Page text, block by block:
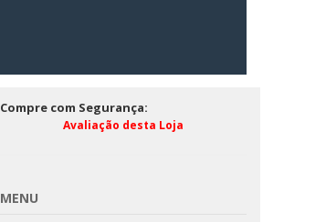
Compre com Segurança:
Avaliação desta Loja
MENU